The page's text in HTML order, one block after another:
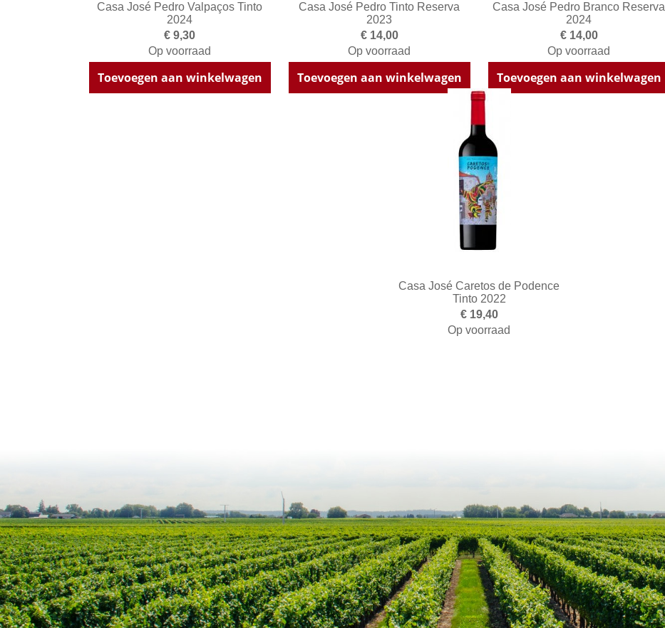
Casa José Pedro Valpaços Tinto
2024
€ 9,30
Op voorraad
Toevoegen aan winkelwagen
Casa José Pedro Tinto Reserva
2023
€ 14,00
Op voorraad
Toevoegen aan winkelwagen
Casa José Pedro Branco Reserva
2024
€ 14,00
Op voorraad
Toevoegen aan winkelwagen
Casa José Caretos de Podence
Tinto 2022
€ 19,40
Op voorraad